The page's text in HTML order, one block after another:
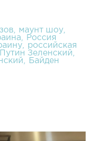
маунт шоу
Россия
российская
Путин Зеленский
Байден